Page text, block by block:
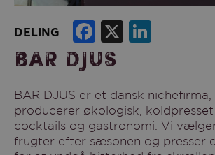
BAR DJUS
DELING Facebook
X
BAR DJUS er et dansk nichefirma, der
producerer økologisk, koldpresset
cocktails og gastronomi. Vi
frugter efter sæsonen og presser